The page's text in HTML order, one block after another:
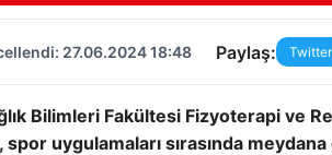
27.06.2024 18:48 Paylaş: Twitter
Bilimleri Fakültesi Fizyoterapi ve
uygulamaları sırasında